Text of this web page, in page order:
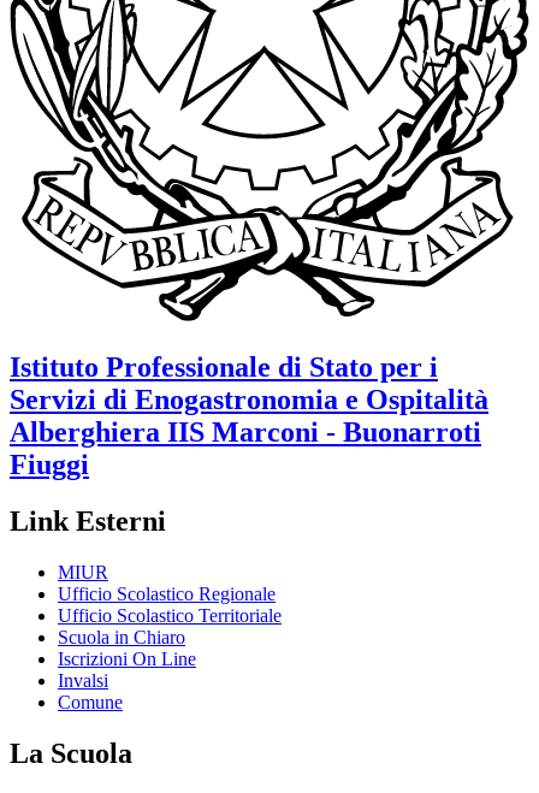
Istituto Professionale di Stato per i
Servizi di Enogastronomia e Ospitalità
Alberghiera IIS Marconi - Buonarroti
Fiuggi
Link Esterni
MIUR
Ufficio Scolastico Regionale
Ufficio Scolastico Territoriale
Scuola in Chiaro
Iscrizioni On Line
Invalsi
Comune
La Scuola